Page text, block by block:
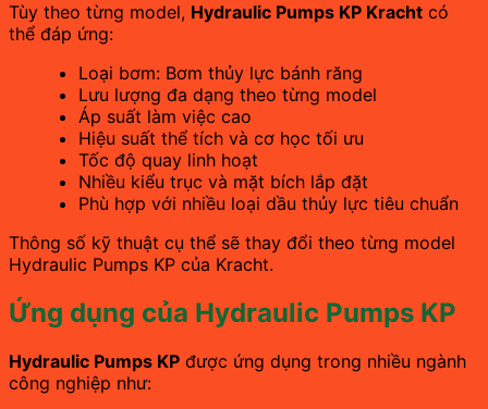
Tùy theo từng model, Hydraulic Pumps KP Kracht có
thể đáp ứng:
Loại bơm: Bơm thủy lực bánh răng
Lưu lượng đa dạng theo từng model
Áp suất làm việc cao
Hiệu suất thể tích và cơ học tối ưu
Tốc độ quay linh hoạt
Nhiều kiểu trục và mặt bích lắp đặt
Phù hợp với nhiều loại dầu thủy lực tiêu chuẩn
Thông số kỹ thuật cụ thể sẽ thay đổi theo từng model
Hydraulic Pumps KP của Kracht.
Ứng dụng của Hydraulic Pumps KP
Hydraulic Pumps KP được ứng dụng trong nhiều ngành
công nghiệp như: